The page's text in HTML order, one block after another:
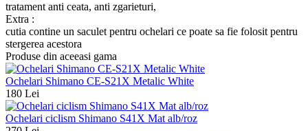
tratament anti ceata, anti zgarieturi,
Extra :
cutia contine un saculet pentru ochelari ce poate sa fie folosit pentru
stergerea acestora
Produse din aceeasi gama
Ochelari Shimano CE-S21X Metalic White
180 Lei
Ochelari ciclism Shimano S41X Mat alb/roz